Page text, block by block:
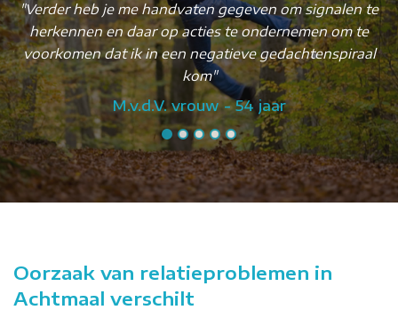
"Verder heb je me handvaten gegeven om signalen te
herkennen en daar op acties te ondernemen om te
voorkomen dat ik in een negatieve gedachtenspiraal
kom"
M.v.d.V. vrouw - 54 jaar
Oorzaak van relatieproblemen in
Achtmaal verschilt